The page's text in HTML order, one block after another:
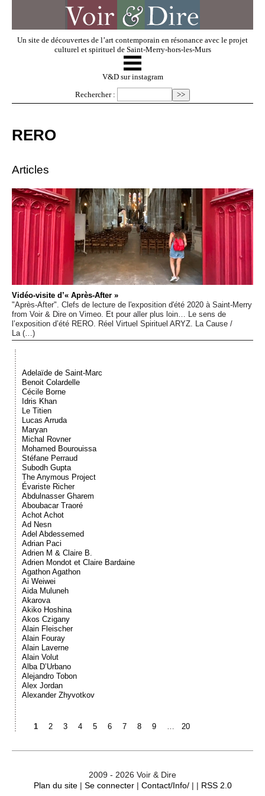
Un site de découvertes de l’art contemporain en résonance avec le projet
culturel et spirituel de Saint-Merry-hors-les-Murs
V & D
Regarder
Dossiers
Événements
Sacré
☰
V&D sur instagram
Rechercher :
RERO
Articles
Vidéo-visite d’« Après-After »
"Après-After". Clefs de lecture de l'exposition d'été 2020 à Saint-Merry
from Voir & Dire on Vimeo. Et pour aller plus loin… Le sens de
l’exposition d’été RERO. Réel Virtuel Spirituel ARYZ. La Cause /
La (…)
Adelaïde de Saint-Marc
Benoit Colardelle
Cécile Borne
Idris Khan
Le Titien
Lucas Arruda
Maryan
Michal Rovner
Mohamed Bourouissa
Stéfane Perraud
Subodh Gupta
The Anymous Project
Évariste Richer
Abdulnasser Gharem
Aboubacar Traoré
Achot Achot
Ad Nesn
Adel Abdessemed
Adrian Paci
Adrien M & Claire B.
Adrien Mondot et Claire Bardaine
Agathon Agathon
Ai Weiwei
Aida Muluneh
Akarova
Akiko Hoshina
Akos Czigany
Alain Fleischer
Alain Fouray
Alain Laverne
Alain Volut
Alba D’Urbano
Alejandro Tobon
Alex Jordan
Alexander Zhyvotkov
1 2 3 4 5 6 7 8 9 … 20
2009 - 2026 Voir & Dire
Plan du site| Se connecter| Contact/Info/| | RSS 2.0